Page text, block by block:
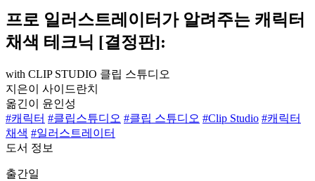
프로 일러스트레이터가 알려주는 캐릭터
채색 테크닉 [결정판]:
with CLIP STUDIO 클립 스튜디오
지은이
사이드란치
옮긴이
윤인성
#캐릭터 #클립스튜디오 #클립 스튜디오 #Clip Studio #캐릭터
채색 #일러스트레이터
도서 정보
출간일